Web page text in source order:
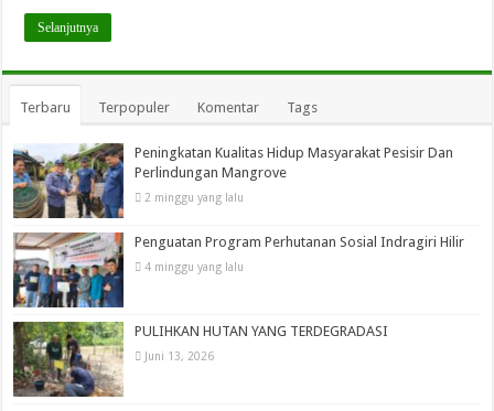
Selanjutnya
Terbaru Terpopuler Komentar Tags
Peningkatan Kualitas Hidup Masyarakat Pesisir Dan
Perlindungan Mangrove
2 minggu yang lalu
Penguatan Program Perhutanan Sosial Indragiri Hilir
4 minggu yang lalu
PULIHKAN HUTAN YANG TERDEGRADASI
Juni 13, 2026